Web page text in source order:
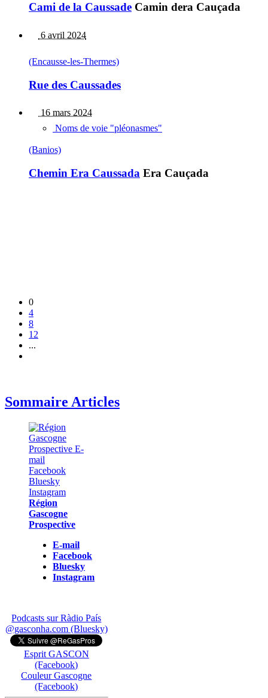
Cami de la Caussade Camin dera Cauçada
6 avril 2024
(Encausse-les-Thermes)
Rue des Caussades
16 mars 2024
Noms de voie "pléonasmes"
(Banios)
Chemin Era Caussada Era Cauçada
0
4
8
12
...
Sommaire Articles
Région
Gascogne
Prospective
E-mail
Facebook
Bluesky
Instagram
Podcasts sur Ràdio País
@gasconha.com (Bluesky)
Esprit GASCON
(Facebook)
Couleur Gascogne
(Facebook)